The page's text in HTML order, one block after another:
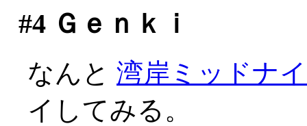
#4Ｇｅｎｋｉ
なんと 湾岸ミッドナ
イしてみる。